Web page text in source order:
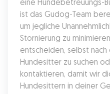
eine Hundebetreuungs-
ist das Gudog-Team
um jegliche
Stornierung zu
entscheiden, selbst
Hundesitter zu suchen
kontaktieren, damit wir
Hundesittern in deiner